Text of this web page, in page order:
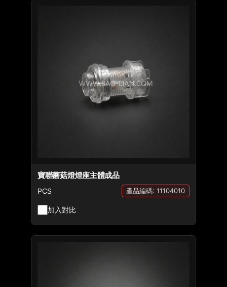
寶聯蘑菇燈燈座主體成品
PCS 產品編碼: 11104010
加入對比